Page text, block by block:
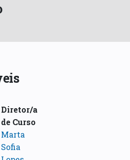
Diretor/a
de Curso
Marta
Sofia